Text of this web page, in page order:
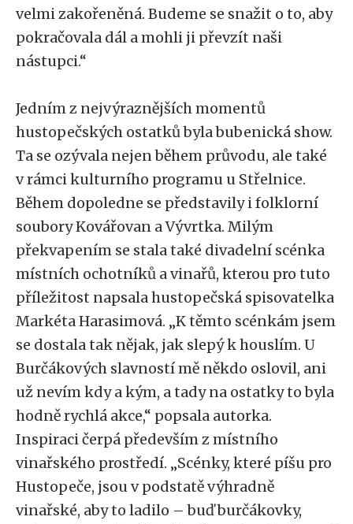
velmi zakořeněná. Budeme se snažit o to, aby
pokračovala dál a mohli ji převzít naši
nástupci.“
Jedním z nejvýraznějších momentů
hustopečských ostatků byla bubenická show.
Ta se ozývala nejen během průvodu, ale také
v rámci kulturního programu u Střelnice.
Během dopoledne se představily i folklorní
soubory Kovářovan a Vývrtka. Milým
překvapením se stala také divadelní scénka
místních ochotníků a vinařů, kterou pro tuto
příležitost napsala hustopečská spisovatelka
Markéta Harasimová. „K těmto scénkám jsem
se dostala tak nějak, jak slepý k houslím. U
Burčákových slavností mě někdo oslovil, ani
už nevím kdy a kým, a tady na ostatky to byla
hodně rychlá akce,“ popsala autorka.
Inspiraci čerpá především z místního
vinařského prostředí. „Scénky, které píšu pro
Hustopeče, jsou v podstatě výhradně
vinařské, aby to ladilo – buď burčákovky,